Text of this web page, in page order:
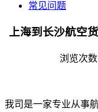
常见问题
上海到长沙航空
浏览次
我司是一家专业从事